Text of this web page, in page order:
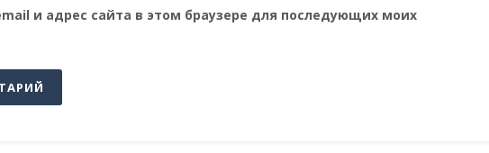
и адрес сайта в этом браузере для последующих моих